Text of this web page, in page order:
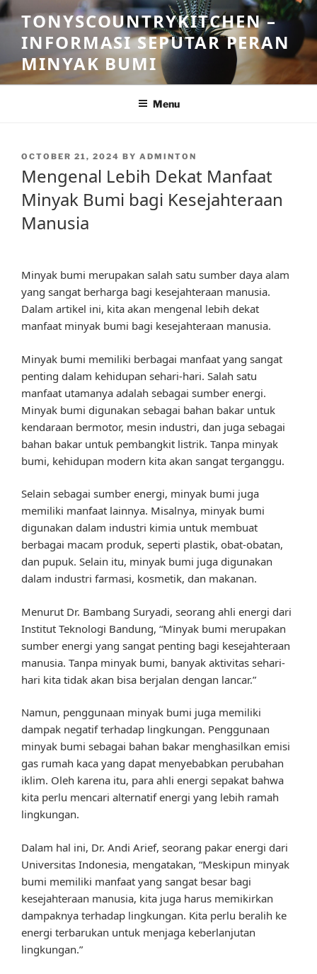
Skip
to
content
TONYSCOUNTRYKITCHEN –
INFORMASI SEPUTAR PERAN
MINYAK BUMI
Menu
POSTED
OCTOBER 21, 2024 BY ADMINTON
Mengenal Lebih Dekat Manfaat
Minyak Bumi bagi Kesejahteraan
Manusia
Minyak bumi merupakan salah satu sumber daya alam
yang sangat berharga bagi kesejahteraan manusia.
Dalam artikel ini, kita akan mengenal lebih dekat
manfaat minyak bumi bagi kesejahteraan manusia.
Minyak bumi memiliki berbagai manfaat yang sangat
penting dalam kehidupan sehari-hari. Salah satu
manfaat utamanya adalah sebagai sumber energi.
Minyak bumi digunakan sebagai bahan bakar untuk
kendaraan bermotor, mesin industri, dan juga sebagai
bahan bakar untuk pembangkit listrik. Tanpa minyak
bumi, kehidupan modern kita akan sangat terganggu.
Selain sebagai sumber energi, minyak bumi juga
memiliki manfaat lainnya. Misalnya, minyak bumi
digunakan dalam industri kimia untuk membuat
berbagai macam produk, seperti plastik, obat-obatan,
dan pupuk. Selain itu, minyak bumi juga digunakan
dalam industri farmasi, kosmetik, dan makanan.
Menurut Dr. Bambang Suryadi, seorang ahli energi dari
Institut Teknologi Bandung, “Minyak bumi merupakan
sumber energi yang sangat penting bagi kesejahteraan
manusia. Tanpa minyak bumi, banyak aktivitas sehari-
hari kita tidak akan bisa berjalan dengan lancar.”
Namun, penggunaan minyak bumi juga memiliki
dampak negatif terhadap lingkungan. Penggunaan
minyak bumi sebagai bahan bakar menghasilkan emisi
gas rumah kaca yang dapat menyebabkan perubahan
iklim. Oleh karena itu, para ahli energi sepakat bahwa
kita perlu mencari alternatif energi yang lebih ramah
lingkungan.
Dalam hal ini, Dr. Andi Arief, seorang pakar energi dari
Universitas Indonesia, mengatakan, “Meskipun minyak
bumi memiliki manfaat yang sangat besar bagi
kesejahteraan manusia, kita juga harus memikirkan
dampaknya terhadap lingkungan. Kita perlu beralih ke
energi terbarukan untuk menjaga keberlanjutan
lingkungan.”